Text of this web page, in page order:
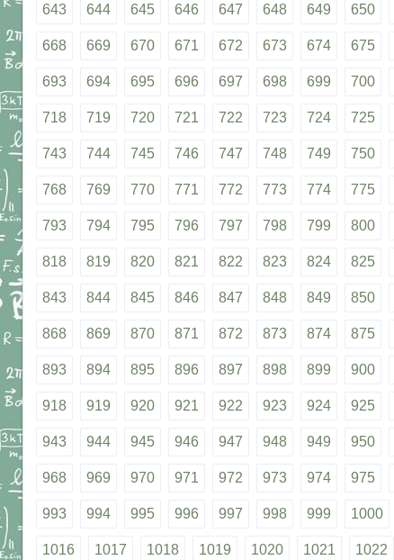
643 644 645 646 647 648 649 650
668 669 670 671 672 673 674 675
693 694 695 696 697 698 699 700
718 719 720 721 722 723 724 725
743 744 745 746 747 748 749 750
768 769 770 771 772 773 774 775
793 794 795 796 797 798 799 800
818 819 820 821 822 823 824 825
843 844 845 846 847 848 849 850
868 869 870 871 872 873 874 875
893 894 895 896 897 898 899 900
918 919 920 921 922 923 924 925
943 944 945 946 947 948 949 950
968 969 970 971 972 973 974 975
993 994 995 996 997 998 999 1000
1016 1017 1018 1019 1020 1021 1022